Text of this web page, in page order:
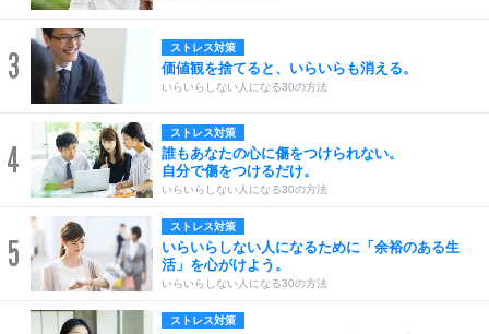
3 ストレス対策
価値観を捨てると、いらいらも消える。
いらいらしない人になる30の方法
4
ストレス対策
誰もあなたの心に傷をつけられない。
自分で傷をつけるだけ。
いらいらしない人になる30の方法
5
ストレス対策
いらいらしない人になるために「余裕のある生
活」を心がけよう。
いらいらしない人になる30の方法
ストレス対策